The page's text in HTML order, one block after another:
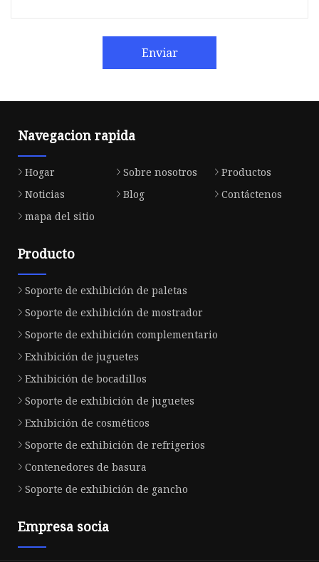
Enviar
Navegacion rapida
Hogar Sobre nosotros
Productos
Noticias
Blog
Contáctenos
mapa del sitio
Producto
Soporte de exhibición de paletas
Soporte de exhibición de mostrador
Soporte de exhibición complementario
Exhibición de juguetes
Exhibición de bocadillos
Soporte de exhibición de juguetes
Exhibición de cosméticos
Soporte de exhibición de refrigerios
Contenedores de basura
Soporte de exhibición de gancho
Empresa socia